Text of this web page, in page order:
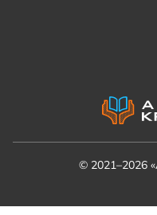
© 2021–2026